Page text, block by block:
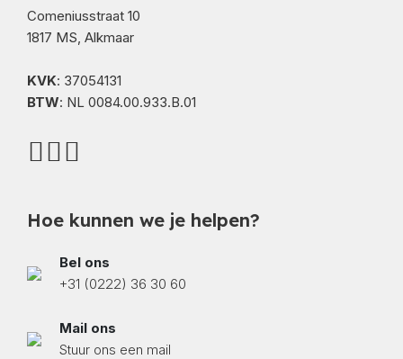
Comeniusstraat 10
1817 MS, Alkmaar
KVK: 37054131
BTW: NL 0084.00.933.B.01
Hoe kunnen we je helpen?
Bel ons
+31 (0222) 36 30 60
Mail ons
Stuur ons een mail